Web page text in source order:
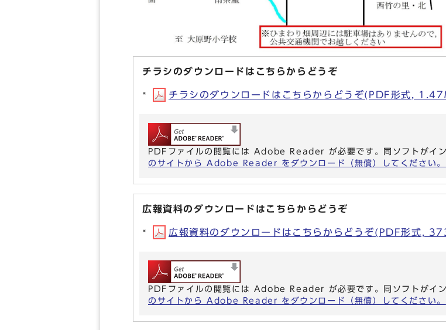
チラシのダウンロードはこちらからどうぞ
チラシのダウンロードはこちらからどうぞ(PDF形式,
PDFファイルの閲覧には Adobe Reader が必要です。同ソフトがイ
のサイトから Adobe Reader をダウンロード（無償）してください。
広報資料のダウンロードはこちらからどうぞ
広報資料のダウンロードはこちらからどうぞ(PDF形式,
PDFファイルの閲覧には Adobe Reader が必要です。同ソフトがイ
のサイトから Adobe Reader をダウンロード（無償）してください。